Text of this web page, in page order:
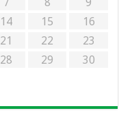
14 15
16
21 22
23
28 29
30